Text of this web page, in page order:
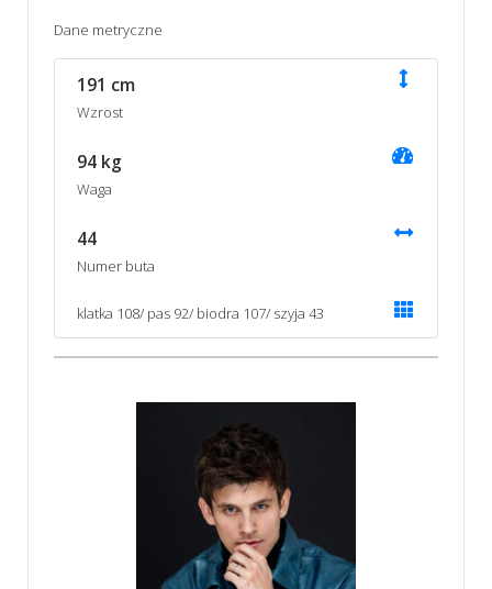
Dane metryczne
191 cm
Wzrost
94 kg
Waga
44
Numer buta
klatka 108/ pas 92/ biodra 107/ szyja 43